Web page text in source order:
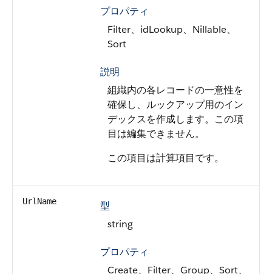
プロパティ
Filter、idLookup、Nillable、
Sort
説明
組織内の各レコードの一意性を
確保し、ルックアップ用のイン
デックスを作成します。この項
目は編集できません。
この項目は計算項目です。
UrlName
型
string
プロパティ
Create、Filter、Group、Sort、